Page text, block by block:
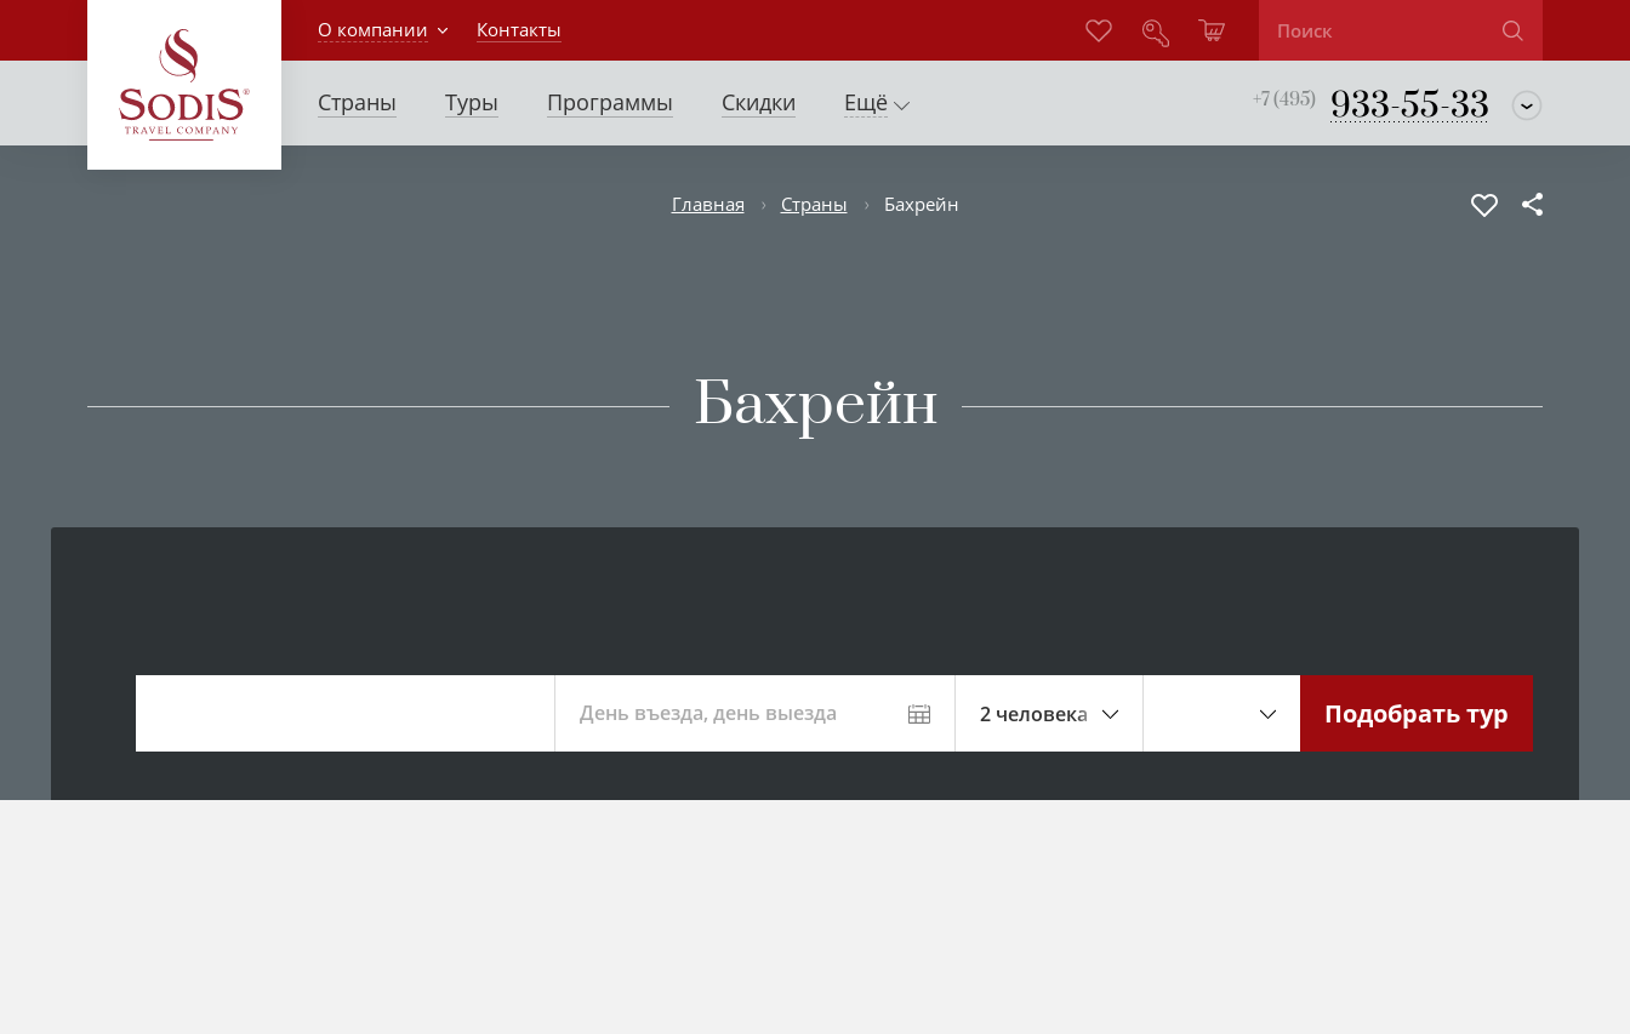
О компании Контакты
Страны Туры Программы Скидки Ещё +7 (495) 933-55-33
Главная Страны Бахрейн
Бахрейн
День въезда, день выезда 2 человека Подобратьтур